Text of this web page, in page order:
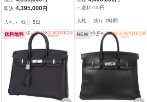
ールド金具 内縫い 血筋な
困難
即決 4,395,000円
入札 - 残り 5日
ー ライト 29 K刻印 ビス
ーカラー ハンドバッグ レ
ディース
＋送料700円
入札 - 残り 7時間
送料無料 NEW